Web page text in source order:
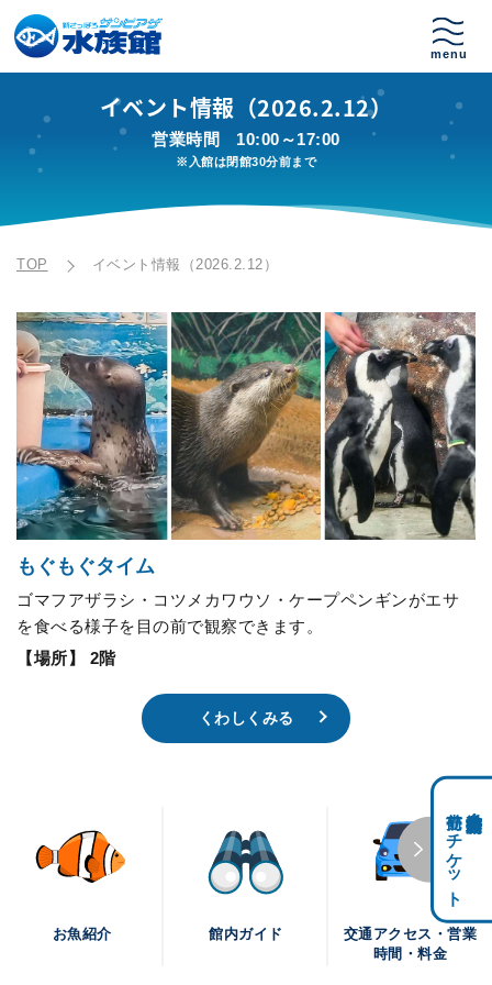
イベント情報（2026.2.12）
営業時間 10:00～17:00
※入館は閉館30分前まで
TOP イベント情報（2026.2.12）
もぐもぐタイム
ゴマフアザラシ・コツメカワウソ・ケープペンギンがエサ
を食べる様子を目の前で観察できます。
【場所】 2階
くわしくみる
お魚紹介 館内ガイド
交通アクセス・営業
時間・料金
前売りチケット